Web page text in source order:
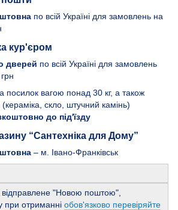
по всій Україні для замовлень на
кур'єром
дверей по всій Україні для замовлень
посилок вагою понад 30 кг, а також
(кераміка, скло, штучний камінь)
до під'їзду
“Сантехніка для Дому”
– м. Івано-Франківськ
"Новою поштою",
при отриманні обов'язково перевіряйте